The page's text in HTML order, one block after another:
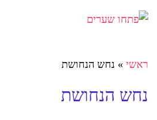
ראשי » נחש הנחושת
נחש הנחושת